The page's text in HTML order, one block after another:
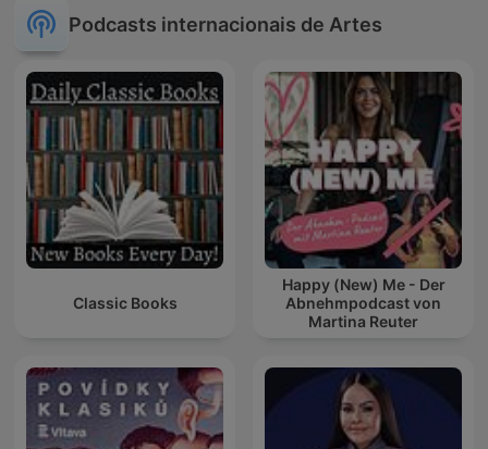
Podcasts internacionais de Artes
Classic Books
Happy (New) Me - Der
Abnehmpodcast von
Martina Reuter